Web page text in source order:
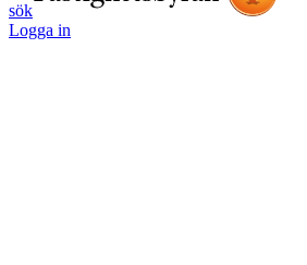
sök
Logga in